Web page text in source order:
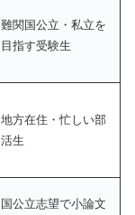
難関国公立・私立を
目指す受験生
地方在住・忙しい部
活生
国公立志望で小論文